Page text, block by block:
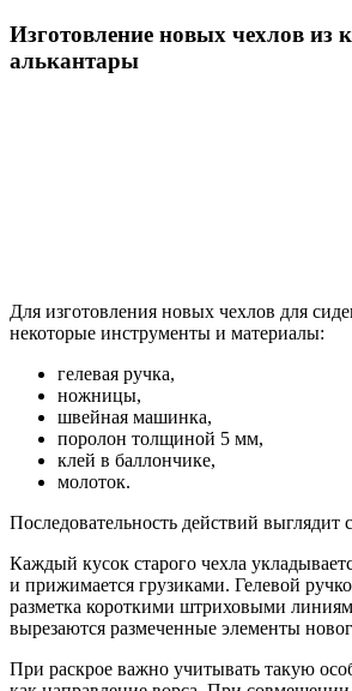
Изготовление новых чехлов из
алькантары
Для изготовления новых чехлов для
некоторые инструменты и материалы:
гелевая ручка,
ножницы,
швейная машинка,
поролон толщиной 5 мм,
клей в баллончике,
молоток.
Последовательность действий
Каждый кусок старого чехла
и прижимается грузиками. Гелевой
разметка короткими штриховыми
вырезаются размеченные элементы
При раскрое важно учитывать такую